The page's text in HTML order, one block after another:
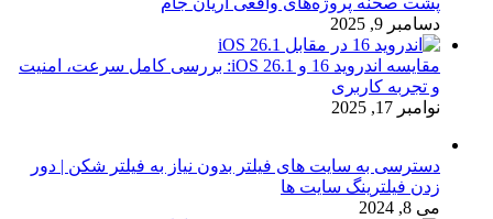
دسامبر 9, 2025
مقایسه اندروید 16 و iOS 26.1: بررسی کامل سرعت، امنیت
و تجربه کاربری
نوامبر 17, 2025
دسترسی به سایت های فیلتر بدون نیاز به فیلتر شکن | دور
زدن فیلترینگ سایت ها
می 8, 2024